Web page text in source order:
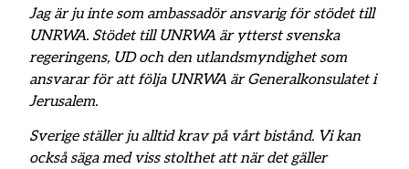
Jag är ju inte som ambassadör ansvarig för stödet till
UNRWA. Stödet till UNRWA är ytterst svenska
regeringens, UD och den utlandsmyndighet som
ansvarar för att följa UNRWA är Generalkonsulatet i
Jerusalem.
Sverige ställer ju alltid krav på vårt bistånd. Vi kan
också säga med viss stolthet att när det gäller